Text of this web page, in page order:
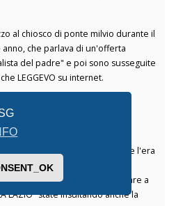
al chiosco di ponte milvio durante il
che parlava di un'offerta
del padre" e poi sono susseguite
LEGGEVO su internet.
sono più di due
e rimango dell'idea, ad oggi, che l'era
cojoni, a cazzeggià o a continuare a
LAZIO" state insultando anche la